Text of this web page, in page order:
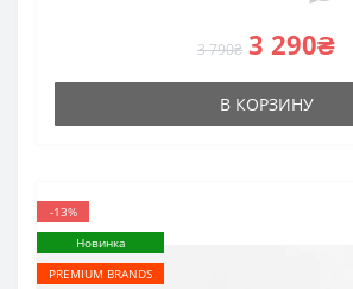
3 790₴ 3 290₴
В КОРЗИНУ
-13%
Новинка
PREMIUM BRANDS